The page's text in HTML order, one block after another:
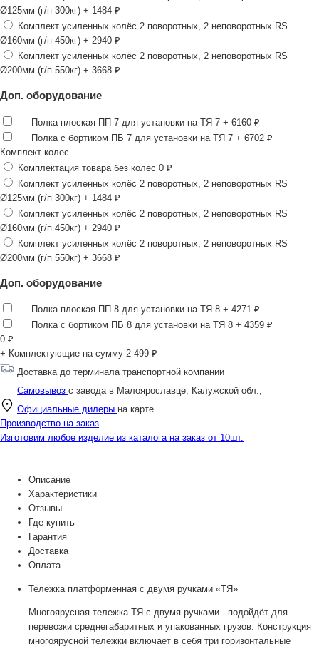
Ø125мм (г/п 300кг) + 1484 ₽
Комплект усиленных колёс 2 поворотных, 2 неповоротных RS
Ø160мм (г/п 450кг) + 2940 ₽
Комплект усиленных колёс 2 поворотных, 2 неповоротных RS
Ø200мм (г/п 550кг) + 3668 ₽
Доп. оборудование
Полка плоская ПП 7 для установки на ТЯ 7 + 6160 ₽
Полка с бортиком ПБ 7 для установки на ТЯ 7 + 6702 ₽
Комплект колес
Комплектация товара без колес 0 ₽
Комплект усиленных колёс 2 поворотных, 2 неповоротных RS
Ø125мм (г/п 300кг) + 1484 ₽
Комплект усиленных колёс 2 поворотных, 2 неповоротных RS
Ø160мм (г/п 450кг) + 2940 ₽
Комплект усиленных колёс 2 поворотных, 2 неповоротных RS
Ø200мм (г/п 550кг) + 3668 ₽
Доп. оборудование
Полка плоская ПП 8 для установки на ТЯ 8 + 4271 ₽
Полка с бортиком ПБ 8 для установки на ТЯ 8 + 4359 ₽
0 ₽
+ Комплектующие на сумму 2 499 ₽
Доставка до терминала транспортной компании
Самовывоз с завода в Малоярославце, Калужской обл.,
Официальные дилеры на карте
Производство на заказ
Изготовим любое изделие из каталога на заказ от 10шт.
Описание
Характеристики
Отзывы
Где купить
Гарантия
Доставка
Оплата
Тележка платформенная с двумя ручками «ТЯ»
Многоярусная тележка ТЯ с двумя ручками - подойдёт для
перевозки среднегабаритных и упакованных грузов. Конструкция
многоярусной тележки включает в себя три горизонтальные